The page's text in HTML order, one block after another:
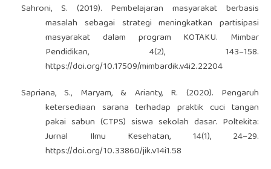
Sahroni, S. (2019). Pembelajaran masyarakat berbasis
masalah sebagai strategi meningkatkan partisipasi
masyarakat dalam program KOTAKU. Mimbar
Pendidikan, 4(2), 143–158.
https://doi.org/10.17509/mimbardik.v4i2.22204
Sapriana, S., Maryam, & Arianty, R. (2020). Pengaruh
ketersediaan sarana terhadap praktik cuci tangan
pakai sabun (CTPS) siswa sekolah dasar. Poltekita:
Jurnal Ilmu Kesehatan, 14(1), 24–29.
https://doi.org/10.33860/jik.v14i1.58